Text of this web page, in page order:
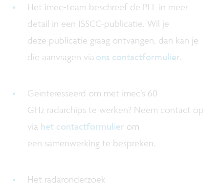
Het imec-team beschreef de PLL in meer
detail in een ISSCC-publicatie. Wil je
deze publicatie graag ontvangen, dan kan je
die aanvragen via ons contactformulier.
Geïnteresseerd om met imec’s 60
GHz radarchips te werken? Neem contact op
via het contactformulier om
een samenwerking te bespreken.
Het radaronderzoek